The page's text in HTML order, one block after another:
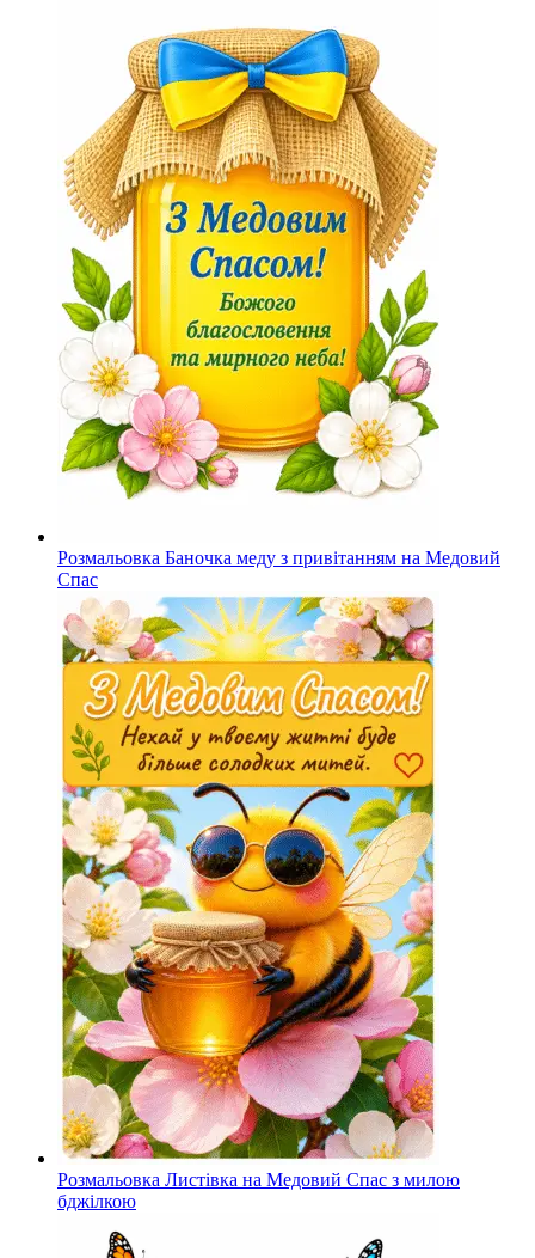
Розмальовка Баночка меду з привітанням на Медовий
Спас
Розмальовка Листівка на Медовий Спас з милою
бджілкою